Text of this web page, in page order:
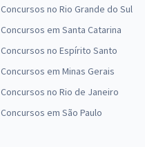
Concursos no Rio Grande do Sul
Concursos em Santa Catarina
Concursos no Espírito Santo
Concursos em Minas Gerais
Concursos no Rio de Janeiro
Concursos em São Paulo